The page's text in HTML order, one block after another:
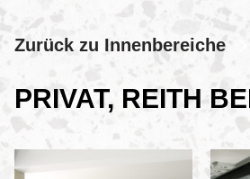
Zurück zu Innenbereiche
PRIVAT, REITH